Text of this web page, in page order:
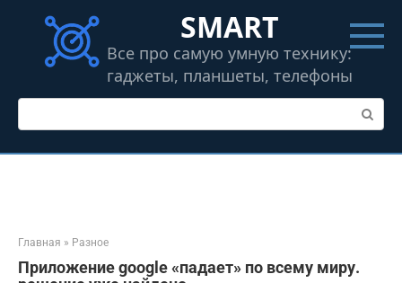
контенту
SMART
Все про самую умную технику:
гаджеты, планшеты, телефоны
Поиск:
Главная » Разное
Приложение google «падает» по всему миру.